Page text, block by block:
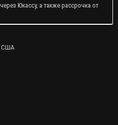
Юкассу, а также рассрочка от
США